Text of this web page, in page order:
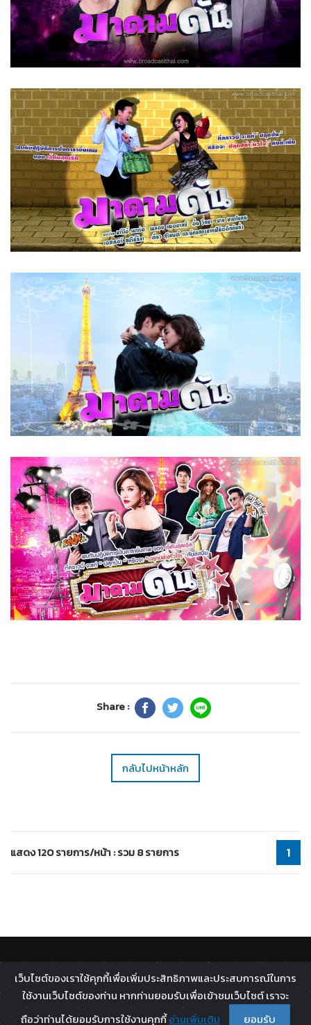
Share :
กลับไปหน้าหลัก
แสดง 120 รายการ/หน้า : รวม 8 รายการ 1
All rights reserved - 2026 ©
Broadcast Thai Television
เว็บไซต์ของเราใช้คุกกี้เพื่อเพิ่มประสิทธิภาพและประสบการณ์ในการ
ใช้งานเว็บไซต์ของท่าน หากท่านยอมรับเพื่อเข้าชมเว็บไซต์ เราจะ
ถือว่าท่านได้ยอมรับการใช้งานคุกกี้อ่านเพิ่มเติม ยอมรับ